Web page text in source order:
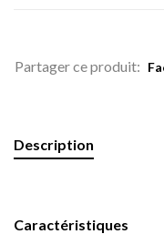
Partager ce produit:
Description
Caractéristiques